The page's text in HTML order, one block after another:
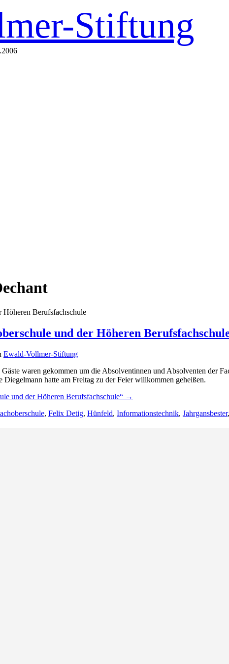
Stiftung
und der Höheren
Ewald-Vollmer-Stiftung
waren gekommen um die Absolventinnen und Absolventen der
hatte am Freitag zu der Feier willkommen geheißen.
und der Höheren Berufsfachschule“ →
, Felix Detig, Hünfeld, Informationstechnik, Jahrgansbester,